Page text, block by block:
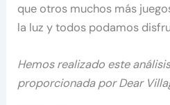
que otros muchos más
la luz y todos podamos
Hemos realizado este
proporcionada por Dear